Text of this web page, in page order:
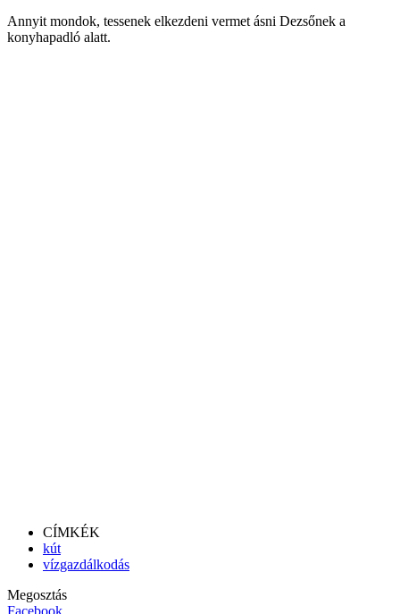
Annyit mondok, tessenek elkezdeni vermet ásni Dezsőnek a
konyhapadló alatt.
CÍMKÉK
kút
vízgazdálkodás
Megosztás
Facebook